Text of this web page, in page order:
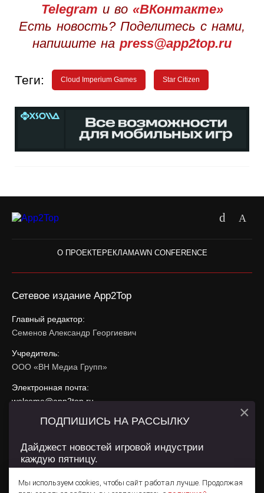
Telegram и во «ВКонтакте»
Есть новость? Поделитесь с нами,
напишите на press@app2top.ru
Теги: Cloud Imperium Games Star Citizen
О ПРОЕКТЕРЕКЛАМАWN CONFERENCE
Сетевое издание App2Top
Главный редактор:
Семенов Александр Георгиевич
Учредитель:
ООО «ВН Медиа Групп»
Электронная почта:
welcome@app2top.ru
При использовании материалов активная ссылка на
Сайт использует IP адреса, cookie, данные геолокации
использования содержатся вПолитике конфиденциальностии
Мы используем cookies, чтобы сайт работал лучше. Продолжая
ПОДПИШИСЬ НА РАССЫЛКУ
Дайджест новостей игровой индустрии
каждую пятницу.
×